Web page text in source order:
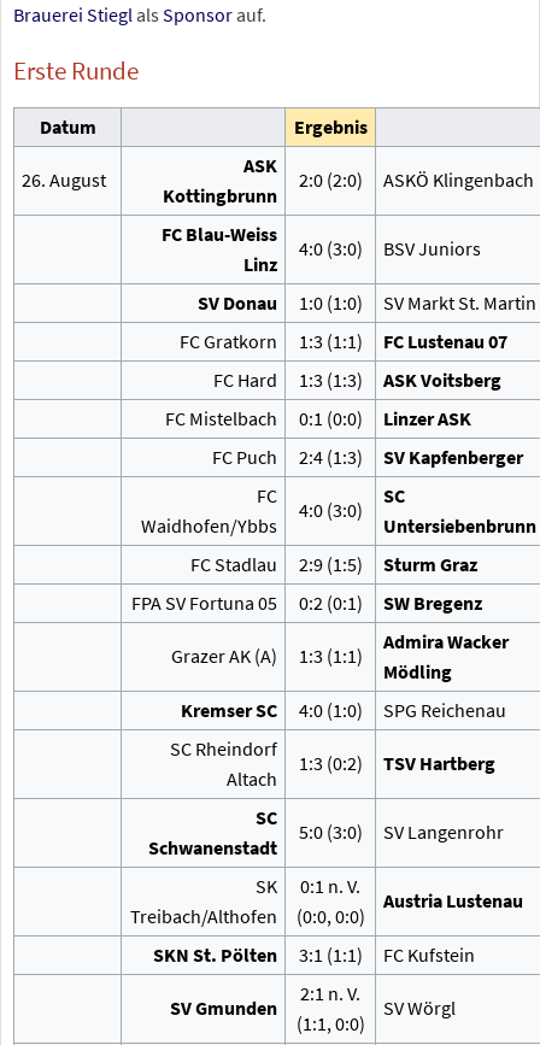
Brauerei Stiegl als Sponsor auf.
Erste Runde
Datum Ergebnis
26. August
ASK
Kottingbrunn
2:0 (2:0) ASKÖ Klingenbach
FC Blau-Weiss
Linz
4:0 (3:0) BSV Juniors
SV Donau 1:0 (1:0)
SV Markt St. Martin
FC Gratkorn
1:3 (1:1)
FC Lustenau 07
FC Hard
1:3 (1:3)
ASK Voitsberg
FC Mistelbach
0:1 (0:0)
Linzer ASK
FC Puch
2:4 (1:3)
SV Kapfenberger
FC
Waidhofen/Ybbs
4:0 (3:0)
SC
Untersiebenbrunn
FC Stadlau
2:9 (1:5)
Sturm Graz
FPA SV Fortuna 05
0:2 (0:1) SW Bregenz
Grazer AK (A) 1:3 (1:1)
Admira Wacker
Mödling
Kremser SC
4:0 (1:0)
SPG Reichenau
SC Rheindorf
Altach
1:3 (0:2) TSV Hartberg
SC
Schwanenstadt
5:0 (3:0) SV Langenrohr
SK
Treibach/Althofen
0:1 n. V.
(0:0, 0:0)
Austria Lustenau
SKN St. Pölten 3:1 (1:1) FC Kufstein
SV Gmunden
2:1 n. V.
(1:1, 0:0)
SV Wörgl